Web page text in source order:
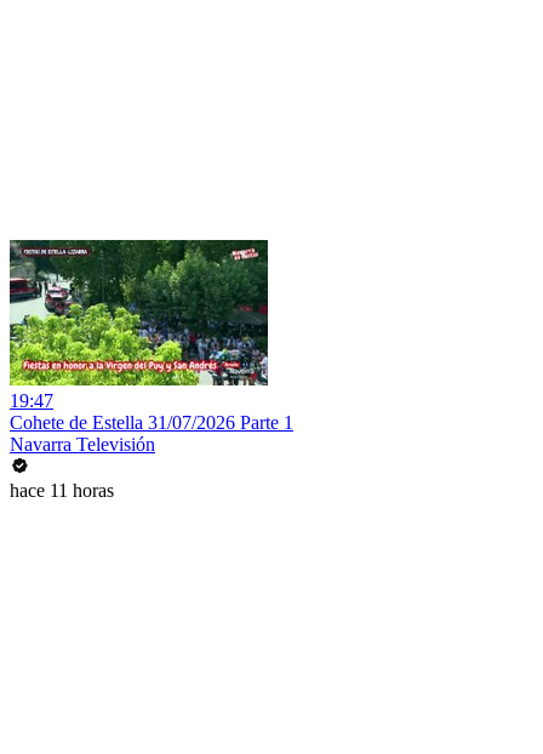
19:47
Cohete de Estella 31/07/2026 Parte 1
Navarra Televisión
hace 11 horas